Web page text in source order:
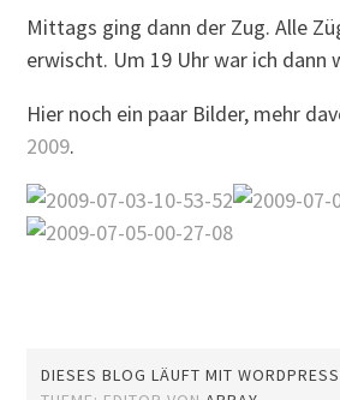
Mittags ging dann der Zug. Alle
erwischt. Um 19 Uhr war ich dann
Hier noch ein paar Bilder, mehr
2009.
DIESES BLOG LÄUFT MIT WORDPRESS